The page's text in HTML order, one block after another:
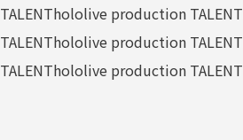
TALENThololive production TALENT
TALENThololive production TALENT
TALENThololive production TALENT